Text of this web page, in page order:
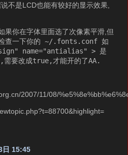
不是LCD也能有较好的显示效果,
果你在字体里面选了次像素平滑,但
查一下你的~/.fonts.conf 如
name="antialias" > 是
要改成true,才能开的了AA.
2007/11/08/
日 15:45